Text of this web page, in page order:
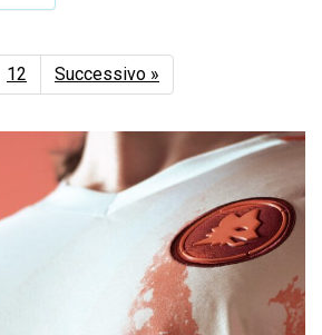
12 Successivo »